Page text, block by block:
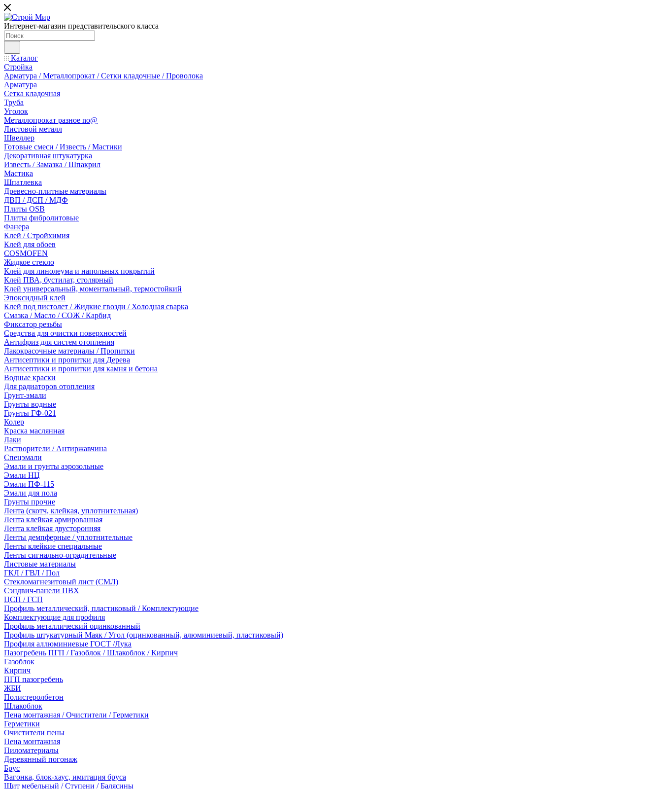
Интернет-магазин представительского класса
Каталог
Стройка
Арматура / Металлопрокат / Сетки кладочные / Проволока
Арматура
Сетка кладочная
Труба
Уголок
Металлопрокат разное no@
Листовой металл
Швеллер
Готовые смеси / Известь / Мастики
Декоративная штукатурка
Известь / Замазка / Шпакрил
Мастика
Шпатлевка
Древесно-плитные материалы
ДВП / ДСП / МДФ
Плиты OSB
Плиты фибролитовые
Фанера
Клей / Стройхимия
Клей для обоев
COSMOFEN
Жидкое стекло
Клей для линолеума и напольных покрытий
Клей ПВА, бустилат, столярный
Клей универсальный, моментальный, термостойкий
Эпоксидный клей
Клей под пистолет / Жидкие гвозди / Холодная сварка
Смазка / Масло / СОЖ / Карбид
Фиксатор резьбы
Средства для очистки поверхностей
Антифриз для систем отопления
Лакокрасочные материалы / Пропитки
Антисептики и пропитки для Дерева
Антисептики и пропитки для камня и бетона
Водные краски
Для радиаторов отопления
Грунт-эмали
Грунты водные
Грунты ГФ-021
Колер
Краска маслянная
Лаки
Растворители / Антиржавчина
Спецэмали
Эмали и грунты аэрозольные
Эмали НЦ
Эмали ПФ-115
Эмали для пола
Грунты прочие
Лента (скотч, клейкая, уплотнительная)
Лента клейкая армированная
Лента клейкая двусторонняя
Ленты демпферные / уплотнительные
Ленты клейкие специальные
Ленты сигнально-оградительные
Листовые материалы
ГКЛ / ГВЛ / Пол
Стекломагнезитовый лист (СМЛ)
Сэндвич-панели ПВХ
ЦСП / ГСП
Профиль металлический, пластиковый / Комплектующие
Комплектующие для профиля
Профиль металлический оцинкованный
Профиль штукатурный Маяк / Угол (оцинкованный, алюминиевый, пластиковый)
Профиля аллюминиевые ГОСТ /Лука
Пазогребень ПГП / Газоблок / Шлакоблок / Кирпич
Газоблок
Кирпич
ПГП пазогребень
ЖБИ
Полистеролбетон
Шлакоблок
Пена монтажная / Очистители / Герметики
Герметики
Очистители пены
Пена монтажная
Пиломатериалы
Деревянный погонаж
Брус
Вагонка, блок-хаус, имитация бруса
Щит мебельный / Ступени / Балясины